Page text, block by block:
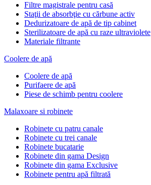
Filtre magistrale pentru casă
Staţii de absorbţie cu cărbune activ
Dedurizatoare de apă de tip cabinet
Sterilizatoare de apă cu raze ultraviolete
Materiale filtrante
Coolere de apă
Сoolere de apă
Purifaere de apă
Piese de schimb pentru coolere
Malaxoare si robinete
Robinete cu patru canale
Robinete cu trei canale
Robinete bucatarie
Robinete din gama Design
Robinete din gama Exclusive
Robinete pentru apă filtrată